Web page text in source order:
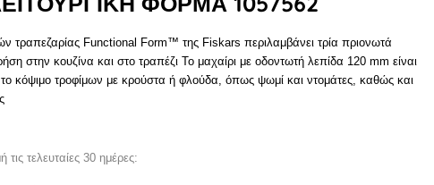
τραπεζαρίας Functional Form™ της Fiskars περιλαμβάνει τρία πριονωτά
στην κουζίνα και στο τραπέζι Το μαχαίρι με οδοντωτή λεπίδα 120 mm είναι
κόψιμο τροφίμων με κρούστα ή φλούδα, όπως ψωμί και ντομάτες, καθώς και
τις τελευταίες 30 ημέρες: